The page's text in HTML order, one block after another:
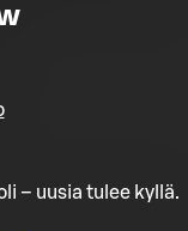
– uusia tulee kyllä.